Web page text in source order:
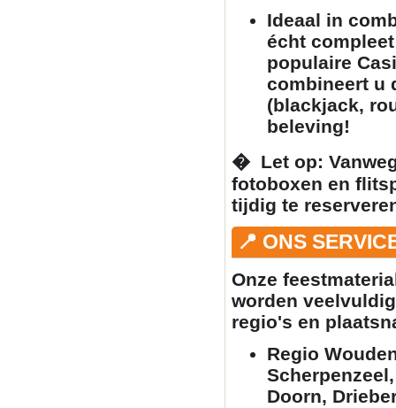
Ideaal in
écht
populaire
combineert u
(blackjack,
beleving!
� ️ Let op:
fotoboxen en
tijdig te
📍 ONS
Onze
worden
regio's en
Regio
Doorn,